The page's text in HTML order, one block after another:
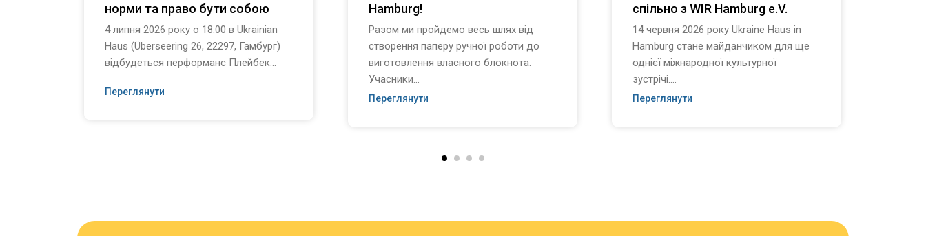
норми та право бути собою
4 липня 2026 року о 18:00 в Ukrainian
Haus (Überseering 26, 22297, Гамбург)
відбудеться перформанс Плейбек...
Переглянути
Hamburg!
Разом ми пройдемо весь шлях від
створення паперу ручної роботи до
виготовлення власного блокнота.
Учасники...
Переглянути
спільно з WIR Hamburg e.V.
14 червня 2026 року Ukraine Haus in
Hamburg стане майданчиком для ще
однієї міжнародної культурної
зустрічі....
Переглянути